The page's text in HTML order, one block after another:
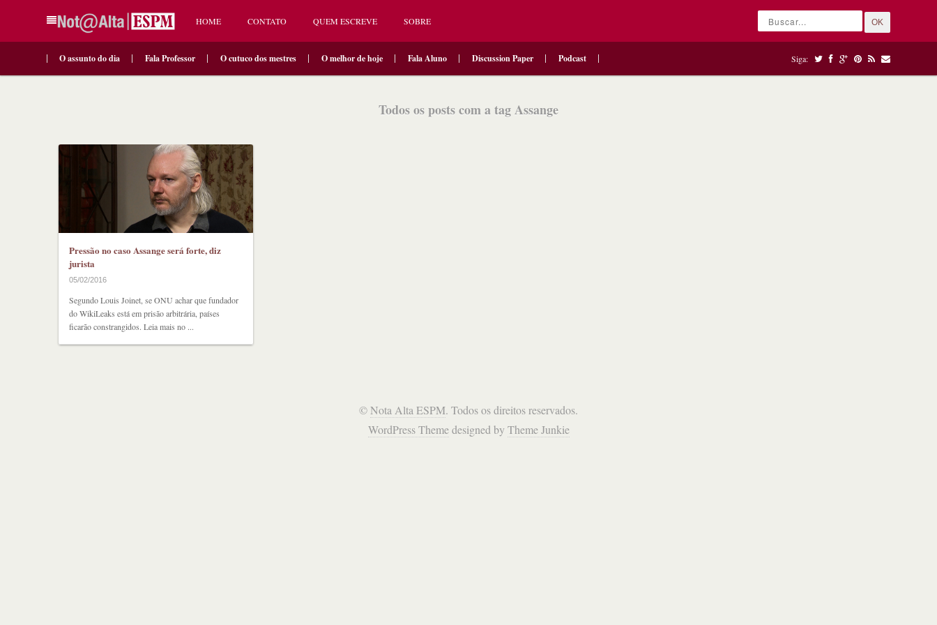
HOME CONTATO QUEM ESCREVE SOBRE OK
O assunto do dia Fala Professor O cutuco dos mestres O melhor de hoje Fala Aluno Discussion Paper Podcast Siga:
Todos os posts com a tag Assange
Pressão no caso Assange será forte, diz
jurista
05/02/2016
Segundo Louis Joinet, se ONU achar que fundador
do WikiLeaks está em prisão arbitrária, países
ficarão constrangidos. Leia mais no ...
©Nota Alta ESPM. Todos os direitos reservados.
WordPress Themedesigned by Theme Junkie